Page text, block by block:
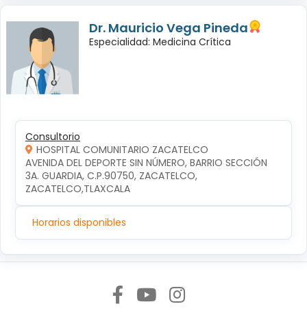
Dr. Mauricio Vega Pineda
Especialidad: Medicina Crítica
Consultorio
HOSPITAL COMUNITARIO ZACATELCO
AVENIDA DEL DEPORTE SIN NÚMERO, BARRIO SECCIÓN
3A. GUARDIA, C.P.90750, ZACATELCO,
ZACATELCO,TLAXCALA
Horarios disponibles